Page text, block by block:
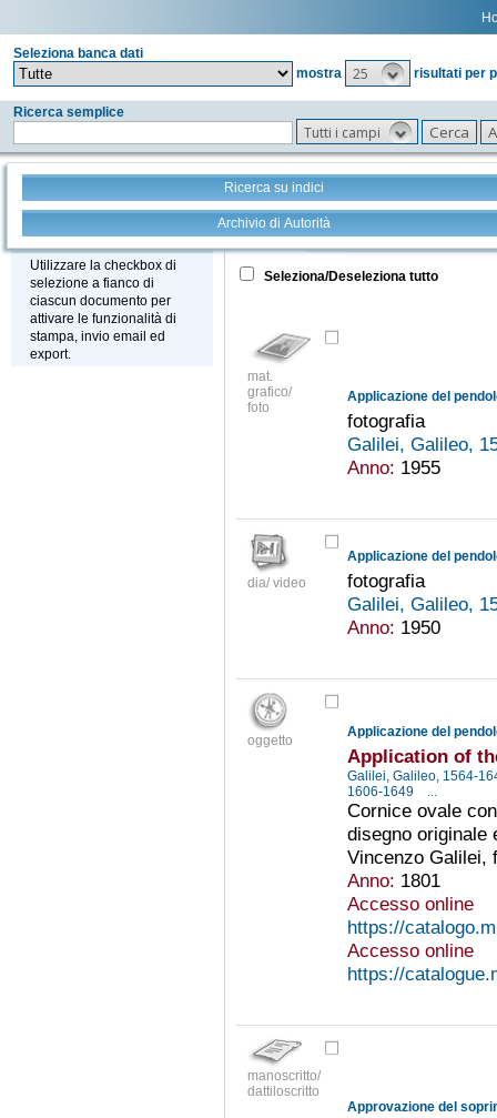
Seleziona banca dati
mostra
25 risultati per
Ricerca semplice
Tutti i campi
Ricerca su indici
Archivio di Autorità
Stampa - Email - Export
Utilizzare la checkbox di
selezione a fianco di
ciascun documento per
attivare le funzionalità di
stampa, invio email ed
export.
Tutto +
Seleziona/Deseleziona tutto
mat.
grafico/
foto
Applicazione del
fotografia
Galilei, Galileo,
Anno: 1955
dia/ video
Applicazione del
fotografia
Galilei, Galileo,
Anno: 1950
oggetto
Applicazione del
Application of
Galilei, Galileo, 1564-
1606-1649
...
Cornice ovale
disegno originale
Vincenzo Galilei,
Anno: 1801
Accesso online
https://
Accesso online
https://
manoscritto/
dattiloscritto